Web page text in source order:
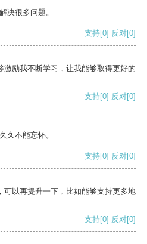
决很多问题。
支持[0] 反对[0]
激励我不断学习，让我能够取得更好的
支持[0] 反对[0]
久不能忘怀。
支持[0] 反对[0]
可以再提升一下，比如能够支持更多地
支持[0] 反对[0]